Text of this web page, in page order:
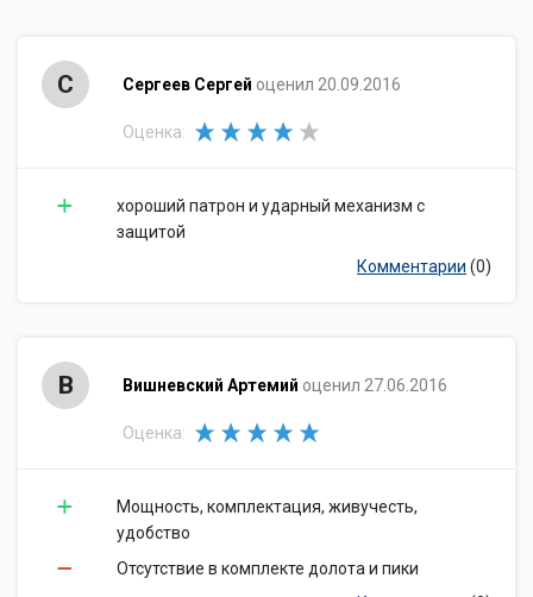
С Сергеев Сергей оценил 20.09.2016
Оценка:
хороший патрон и ударный механизм с
защитой
Комментарии (0)
В Вишневский Артемий оценил 27.06.2016
Оценка:
Мощность, комплектация, живучесть,
удобство
Отсутствие в комплекте долота и пики